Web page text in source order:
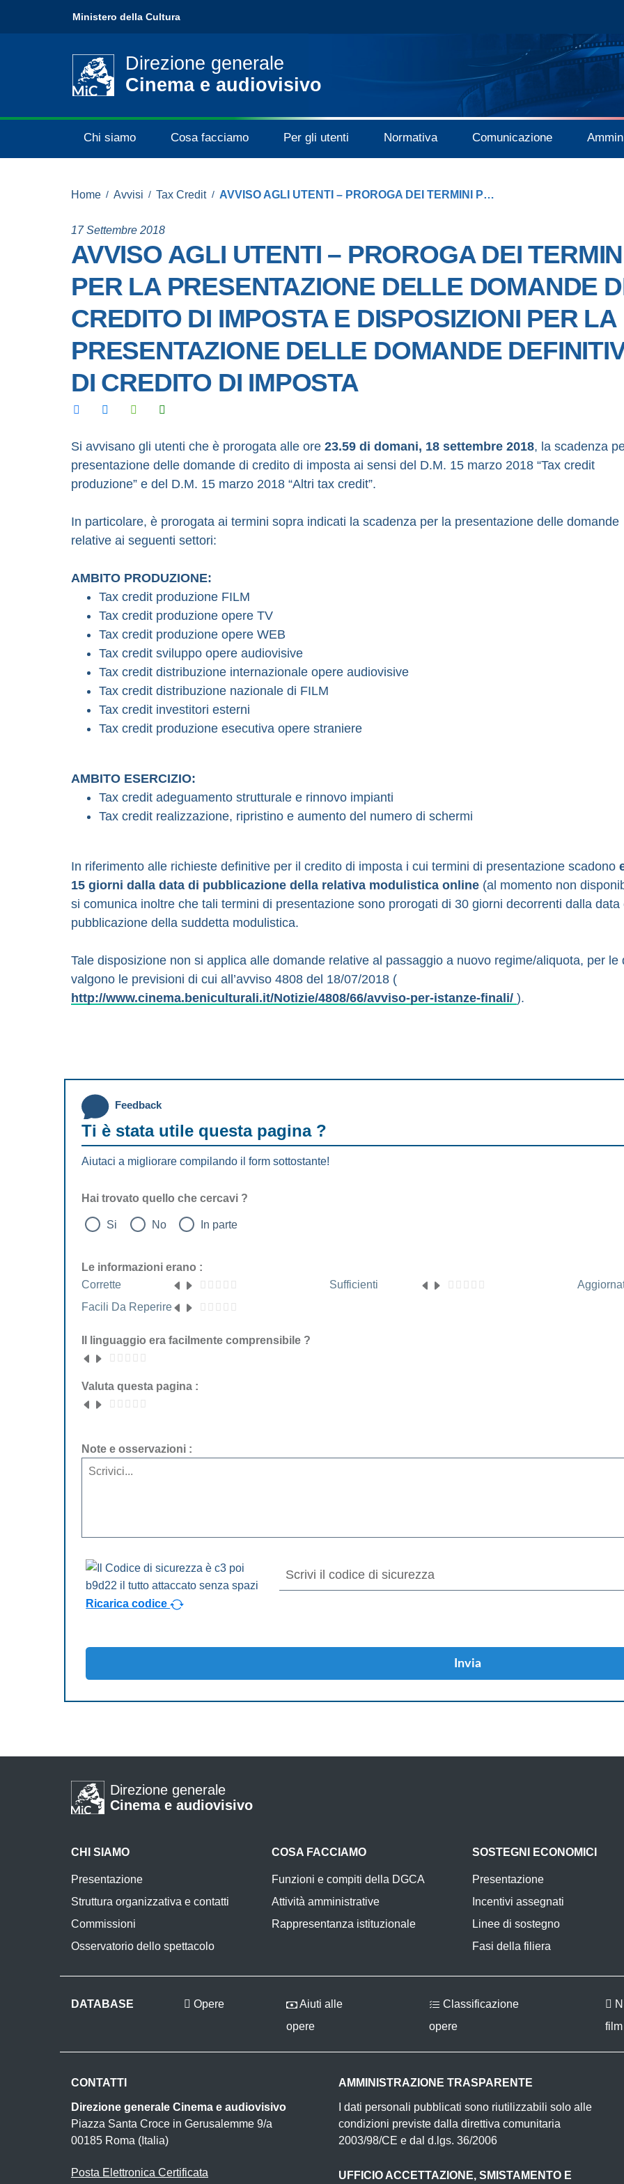
Ministero della Cultura
Direzione generale
Cinema e audiovisivo
Chi siamo Cosa facciamo Per gli utenti Normativa Comunicazione
Home / Avvisi / Tax Credit / AVVISO AGLI UTENTI – PROROGA DEI TERMINI PER LA PRESENTAZIONE DELLE DOMANDE DI CREDITO DI IMPOSTA E DISPOSIZIONI PER LA PRESENTAZIONE DELLE DOMANDE DEFINITIVE DI CREDITO DI IMPOSTA
17 Settembre 2018
AVVISO AGLI UTENTI – PROROGA DEI
PER LA PRESENTAZIONE DELLE DOMANDE
CREDITO DI IMPOSTA E DISPOSIZIONI PER LA
PRESENTAZIONE DELLE DOMANDE
DI CREDITO DI IMPOSTA
Si avvisano gli utenti che è prorogata alle ore 23.59 di domani, 18 settembre 2018, la scadenza
presentazione delle domande di credito di imposta ai sensi del D.M. 15 marzo 2018 “Tax credit
produzione” e del D.M. 15 marzo 2018 “Altri tax credit”.
In particolare, è prorogata ai termini sopra indicati la scadenza per la presentazione delle domande
relative ai seguenti settori:
AMBITO PRODUZIONE:
Tax credit produzione FILM
Tax credit produzione opere TV
Tax credit produzione opere WEB
Tax credit sviluppo opere audiovisive
Tax credit distribuzione internazionale opere audiovisive
Tax credit distribuzione nazionale di FILM
Tax credit investitori esterni
Tax credit produzione esecutiva opere straniere
AMBITO ESERCIZIO:
Tax credit adeguamento strutturale e rinnovo impianti
Tax credit realizzazione, ripristino e aumento del numero di schermi
In riferimento alle richieste definitive per il credito di imposta i cui termini di presentazione scadono
15 giorni dalla data di pubblicazione della relativa modulistica online (al momento non
si comunica inoltre che tali termini di presentazione sono prorogati di 30 giorni decorrenti dalla data
pubblicazione della suddetta modulistica.
Tale disposizione non si applica alle domande relative al passaggio a nuovo regime/aliquota, per le
valgono le previsioni di cui all’avviso 4808 del 18/07/2018 (
http://www.cinema.beniculturali.it/Notizie/4808/66/avviso-per-istanze-finali/ ).
Feedback
Ti è stata utile questa pagina ?
Aiutaci a migliorare compilando il form sottostante!
Hai trovato quello che cercavi ?
Si No In parte
Le informazioni erano :
Corrette
Sufficienti
Facili Da Reperire
Il linguaggio era facilmente comprensibile ?
Valuta questa pagina :
Note e osservazioni :
Ricarica codice
Invia
Direzione generale
Cinema e audiovisivo
CHI SIAMO
Presentazione
Struttura organizzativa e contatti
Commissioni
Osservatorio dello spettacolo
COSA FACCIAMO
Funzioni e compiti della DGCA
Attività amministrative
Rappresentanza istituzionale
SOSTEGNI ECONOMICI
Presentazione
Incentivi assegnati
Linee di sostegno
Fasi della filiera
DATABASE Opere
Aiuti alle
opere
Classificazione
opere
film
CONTATTI
Direzione generale Cinema e audiovisivo
Piazza Santa Croce in Gerusalemme 9/a
00185 Roma (Italia)
Posta Elettronica Certificata
AMMINISTRAZIONE TRASPARENTE
I dati personali pubblicati sono riutilizzabili solo alle
condizioni previste dalla direttiva comunitaria
2003/98/CE e dal d.lgs. 36/2006
UFFICIO ACCETTAZIONE, SMISTAMENTO E